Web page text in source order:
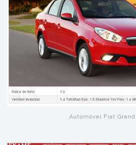
Automóvel Fiat Grand